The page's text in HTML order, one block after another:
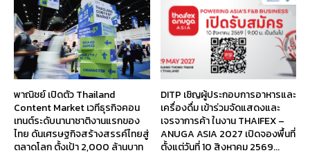
พาณิชย์ เปิดตัว Thailand
Content Market เวทีธุรกิจคอน
เทนต์ระดับนานาชาติงานแรกของ
ไทย ดันเศรษฐกิจสร้างสรรค์ไทยสู่
ตลาดโลก ตั้งเป้า 2,000 ล้านบาท
DITP เชิญผู้ประกอบการอาหารและ
เครื่องดื่ม เข้าร่วมจัดแสดงและ
เจรจาการค้า ในงาน THAIFEX –
ANUGA ASIA 2027 เปิดจองพื้นที่
ตั้งแต่วันที่ 10 สิงหาคม 2569...